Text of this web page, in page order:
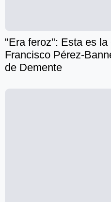
"Era feroz": Esta es
Francisco Pérez-
de Demente